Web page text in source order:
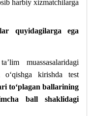
harbiy xizmatchilarga
quyidagilarga ega
muassasalaridagi
o‘qishga kirishda test
to‘plagan ballarining
ball shaklidagi